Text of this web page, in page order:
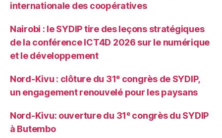
internationale des coopératives
Nairobi : le SYDIP tire des leçons stratégiques
de la conférence ICT4D 2026 sur le numérique
et le développement
Nord-Kivu : clôture du 31ᵉ congrès de SYDIP,
un engagement renouvelé pour les paysans
Nord-Kivu: ouverture du 31ᵉ congrès du SYDIP
à Butembo